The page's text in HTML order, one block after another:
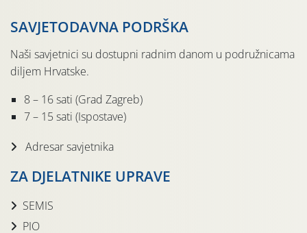
SAVJETODAVNA PODRŠKA
Naši savjetnici su dostupni radnim danom u podružnicama
diljem Hrvatske.
8 – 16 sati (Grad Zagreb)
7 – 15 sati (Ispostave)
Adresar savjetnika
ZA DJELATNIKE UPRAVE
SEMIS
PIO